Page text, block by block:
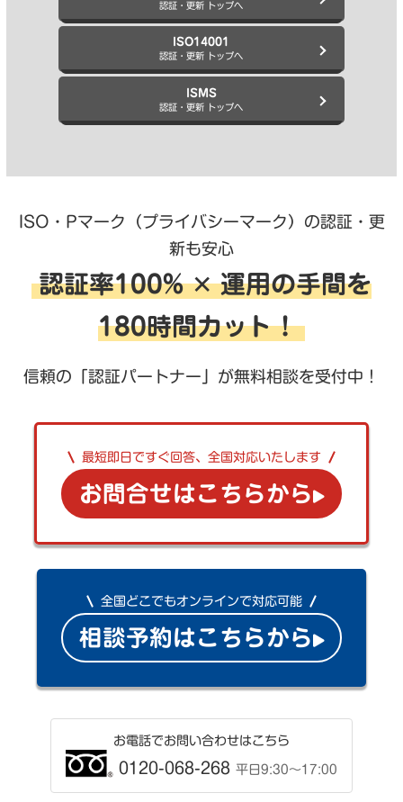
認証・更新 トップへ
ISO14001
認証・更新 トップへ
ISMS
認証・更新 トップへ
ISO・Pマーク（プライバシーマーク）の認証・更
新も安心
認証率100% ✕ 運用の手間を
180時間カット！
信頼の「認証パートナー」が無料相談を受付中！
最短即日ですぐ回答、全国対応いたします
お問合せはこちらから
全国どこでもオンラインで対応可能
相談予約はこちらから
お電話でお問い合わせはこちら
0120-068-268 平日9:30〜17:00